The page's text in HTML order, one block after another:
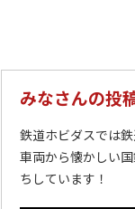
みなさんの投
鉄道ホビダスでは
車両から懐かしい
ちしています！